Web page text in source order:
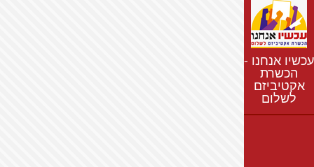
חדשות
נושאים
רשימת התנחלויות
מפת התנחלויות
עכשיו אנחנו -
הכשרת
אקטיביזם
לשלום